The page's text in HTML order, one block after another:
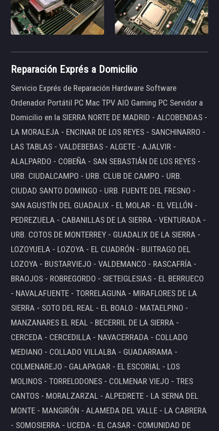
Reparación Exprés a Domicilio
Servicio Exprés de Reparación Hardware Software
Ordenador Portátil PC Mac TPV AIO Gaming PC Servidor a
Domicilio en la SIERRA NORTE DE MADRID - ALCOBENDAS -
LA MORALEJA - ENCINAR DE LOS REYES - SANCHINARRO -
LAS TABLAS - VALDEBEBAS - ALGETE - AJALVIR -
ALALPARDO - COBEÑA - SAN SEBASTIÁN DE LOS REYES -
URB. CIUDALCAMPO - URB. CLUB DE CAMPO - URB.
CIUDAD SANTO DOMINGO - URB. FUENTE DEL FRESNO -
SAN AGUSTÍN DEL GUADALIX - EL MOLAR - EL VELLÓN -
PEDREZUELA - CABANILLAS DE LA SIERRA - VENTURADA -
URB. COTOS DE MONTERREY - GUADALIX DE LA SIERRA -
LOZOYUELA - LOZOYA - EL CUADRÓN - BUITRAGO DEL
LOZOYA - BUSTARVIEJO - VALDEMANCO - RASCAFRÍA -
BRAOJOS - ROBREGORDO - SIETEIGLESIAS - EL BERRUECO
- NAVALAFUENTE - TORRELAGUNA - MIRAFLORES DE LA
SIERRA - SOTO DEL REAL - EL BOALO - MATAELPINO -
MANZANARES EL REAL - BECERRIL DE LA SIERRA -
CERCEDA - CERCEDILLA - NAVACERRADA - COLLADO
MEDIANO - COLLADO VILLALBA - GUADARRAMA -
COLMENAREJO - GALAPAGAR - EL ESCORIAL - LOS
MOLINOS - TORRELODONES - COLMENAR VIEJO - TRES
CANTOS - MORALZARZAL - ALPEDRETE - LA SERNA DEL
MONTE - MANGIRÓN - ALAMEDA DEL VALLE - LA CABRERA
- SOMOSIERRA - UCEDA - EL CASAR - COMUNIDAD DE